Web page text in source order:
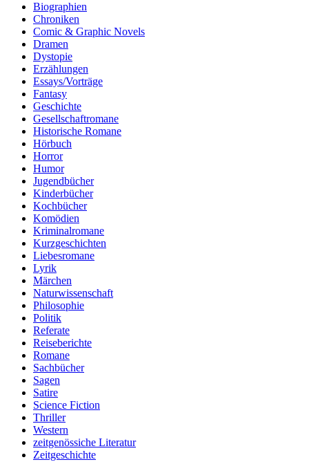
Biographien
Chroniken
Comic & Graphic Novels
Dramen
Dystopie
Erzählungen
Essays/Vorträge
Fantasy
Geschichte
Gesellschaftromane
Historische Romane
Hörbuch
Horror
Humor
Jugendbücher
Kinderbücher
Kochbücher
Komödien
Kriminalromane
Kurzgeschichten
Liebesromane
Lyrik
Märchen
Naturwissenschaft
Philosophie
Politik
Referate
Reiseberichte
Romane
Sachbücher
Sagen
Satire
Science Fiction
Thriller
Western
zeitgenössiche Literatur
Zeitgeschichte